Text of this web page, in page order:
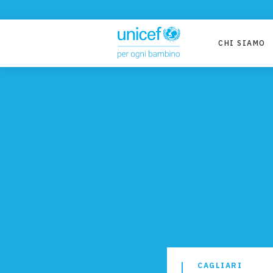
CHI SIAMO
CAGLIARI